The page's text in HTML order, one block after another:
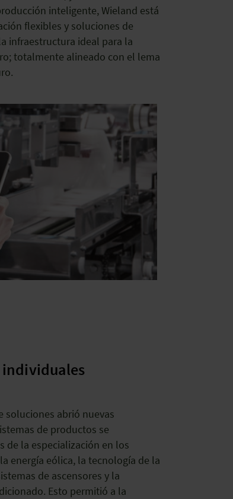
inteligente, Wieland está
flexibles y soluciones de
infraestructura ideal para la
totalmente alineado con el lema
soluciones abrió nuevas
de productos se
de la especialización en los
energía eólica, la tecnología de la
de ascensores y la
Esto permitió a la